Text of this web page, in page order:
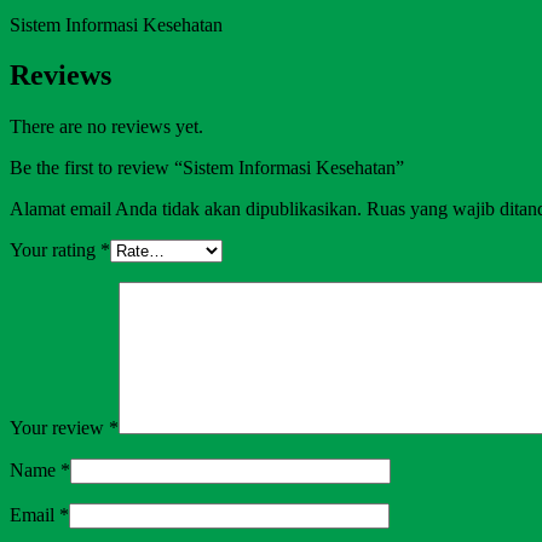
Sistem Informasi Kesehatan
Reviews
There are no reviews yet.
Be the first to review “Sistem Informasi Kesehatan”
Alamat email Anda tidak akan dipublikasikan. Ruas yang wajib
Your rating *
Your review *
Name *
Email *